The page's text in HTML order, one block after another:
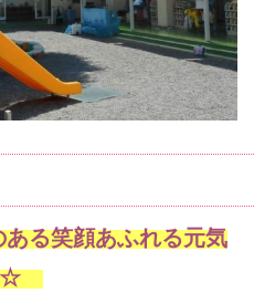
る笑顔あふれる元気
☆